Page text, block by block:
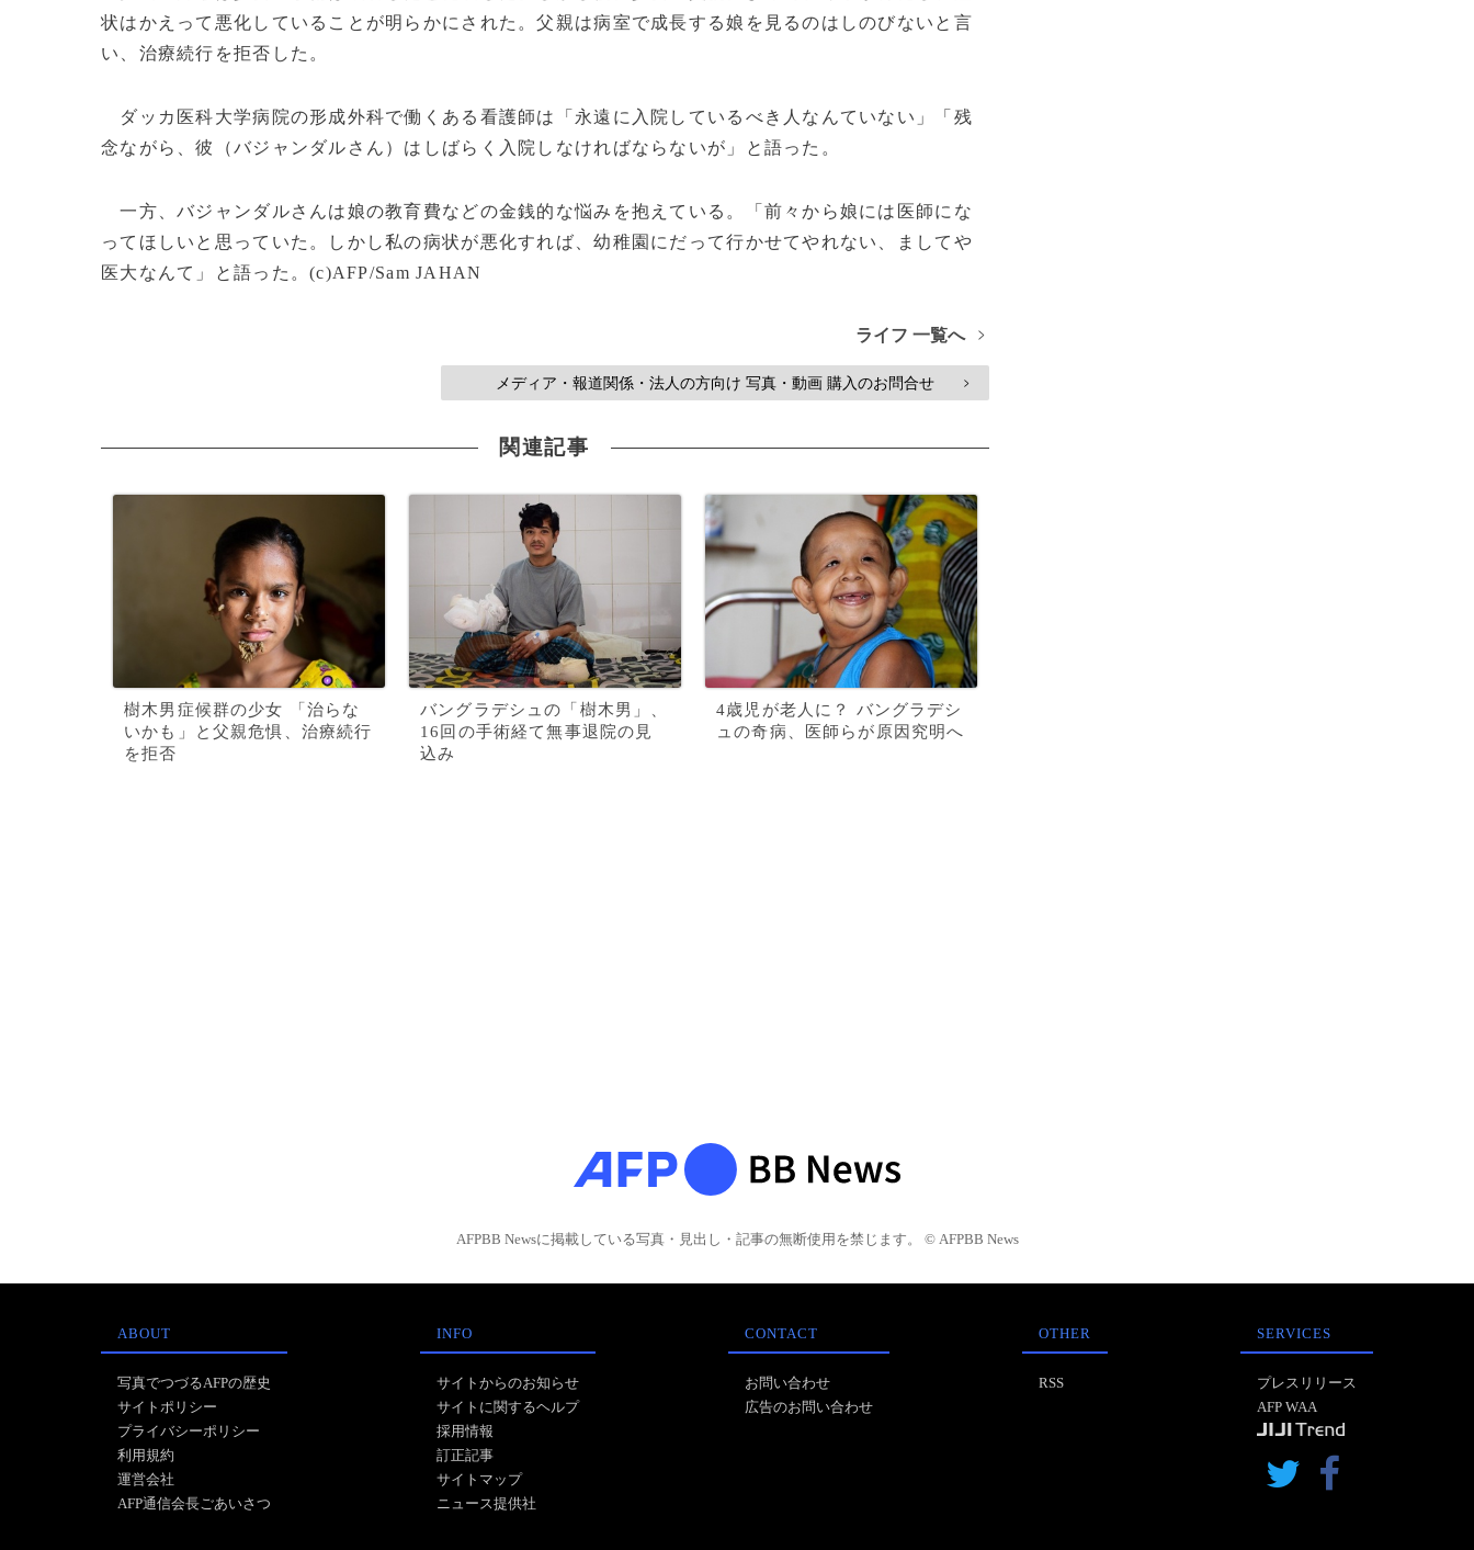
状はかえって悪化していることが明らかにされた。父親は病室で成長する娘を見るのはしのびないと言
い、治療続行を拒否した。
ダッカ医科大学病院の形成外科で働くある看護師は「永遠に入院しているべき人なんていない」「残
念ながら、彼（バジャンダルさん）はしばらく入院しなければならないが」と語った。
一方、バジャンダルさんは娘の教育費などの金銭的な悩みを抱えている。「前々から娘には医師にな
ってほしいと思っていた。しかし私の病状が悪化すれば、幼稚園にだって行かせてやれない、ましてや
医大なんて」と語った。(c)AFP/Sam JAHAN
ライフ 一覧へ >
メディア・報道関係・法人の方向け 写真・動画 購入のお問合せ >
関連記事
樹木男症候群の少女 「治らな
いかも」と父親危惧、治療続行
を拒否
バングラデシュの「樹木男」、
16回の手術経て無事退院の見
込み
4歳児が老人に？ バングラデシ
ュの奇病、医師らが原因究明へ
AFPBB Newsに掲載している写真・見出し・記事の無断使用を禁じます。 © AFPBB News
ABOUT
写真でつづるAFPの歴史
サイトポリシー
プライバシーポリシー
利用規約
運営会社
AFP通信会長ごあいさつ
INFO
サイトからのお知らせ
サイトに関するヘルプ
採用情報
訂正記事
サイトマップ
ニュース提供社
CONTACT
お問い合わせ
広告のお問い合わせ
OTHER
RSS
SERVICES
プレスリリース
AFP WAA